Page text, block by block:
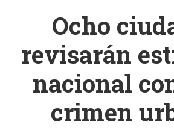
Ocho
revisarán
nacional
crimen